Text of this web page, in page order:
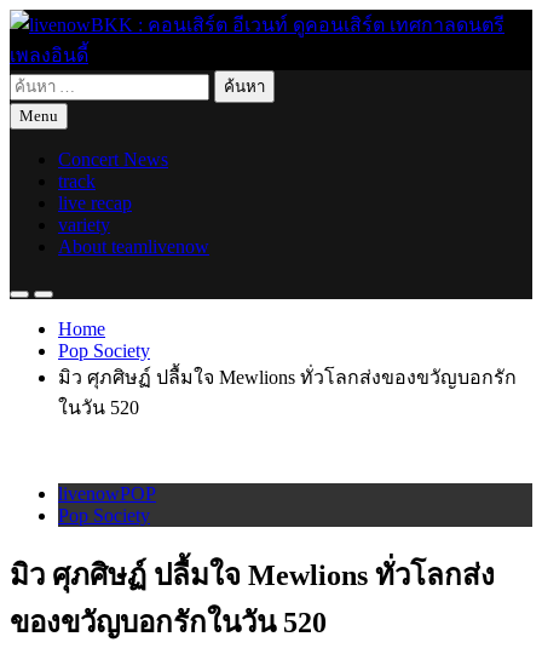
Skip
content
livenowBKK : คอนเสิร์ต อีเวนท์ ดูคอนเสิร์ต เทศกาลดนตรี เพลง
อินดี้
live for today
ค้นหา
สำหรับ:
Menu
Concert News
track
live recap
variety
About teamlivenow
Home
Pop Society
มิว ศุภศิษฏ์ ปลื้มใจ Mewlions ทั่วโลกส่งของขวัญบอกรัก
ในวัน 520
livenowPOP
Pop Society
มิว ศุภศิษฏ์ ปลื้มใจ Mewlions ทั่วโลกส่ง
ของขวัญบอกรักในวัน 520